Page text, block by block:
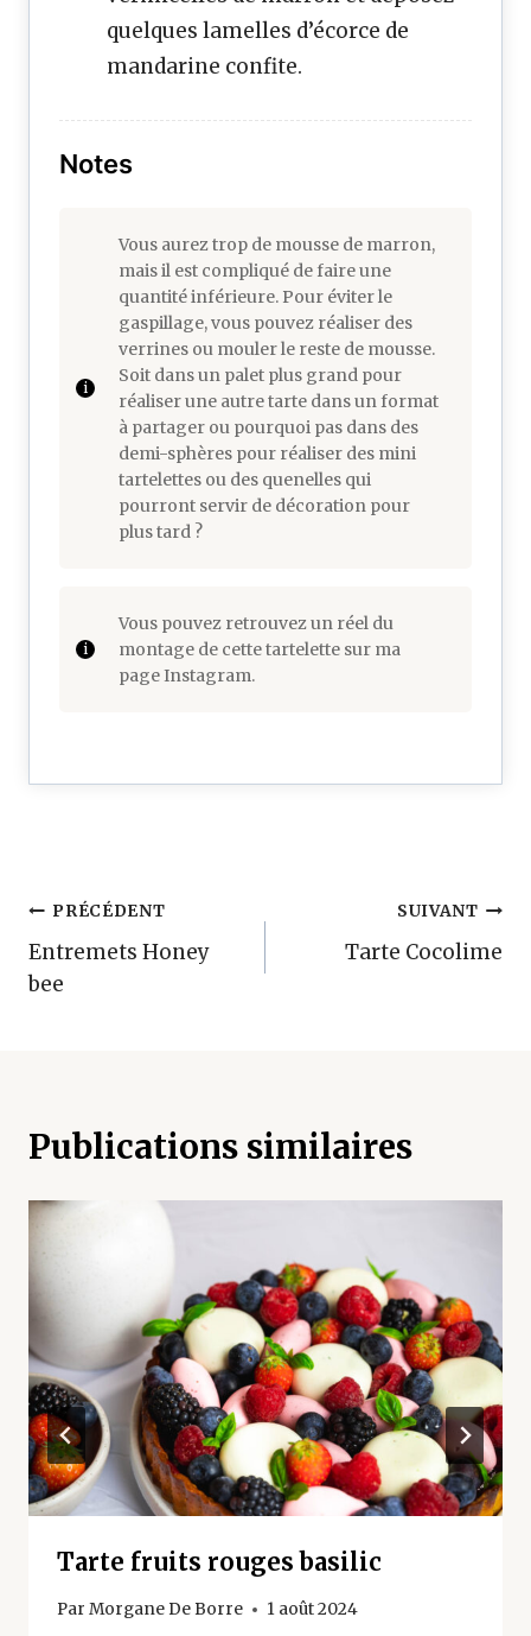
quelques lamelles d’écorce de
mandarine confite.
Notes
Vous aurez trop de mousse de marron,
mais il est compliqué de faire une
quantité inférieure. Pour éviter le
gaspillage, vous pouvez réaliser des
verrines ou mouler le reste de mousse.
Soit dans un palet plus grand pour
réaliser une autre tarte dans un format
à partager ou pourquoi pas dans des
demi-sphères pour réaliser des mini
tartelettes ou des quenelles qui
pourront servir de décoration pour
plus tard ?
Vous pouvez retrouvez un réel du
montage de cette tartelette sur ma
page Instagram.
Navigation
de
PRÉCÉDENT
Entremets Honey
bee
SUIVANT
Tarte Cocolime
Publications similaires
Tarte fruits rouges basilic
Par Morgane De Borre 1 août 2024